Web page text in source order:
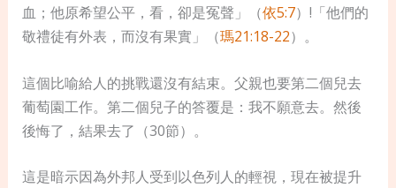
血；他原希望公平，看，卻是冤聲」（依5:7）!「他們的
敬禮徒有外表，而沒有果實」（瑪21:18-22）。
這個比喻給人的挑戰還沒有結束。父親也要第二個兒去
葡萄園工作。第二個兒子的答覆是：我不願意去。然後
後悔了，結果去了（30節）。
這是暗示因為外邦人受到以色列人的輕視，現在被提升